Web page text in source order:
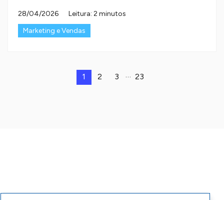
28/04/2026
Leitura: 2 minutos
Marketing e Vendas
1 2 3 … 23